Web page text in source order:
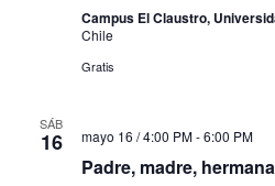
Campus El Claustro,
Chile
Gratis
SÁB
16 mayo 16 / 4:00 PM-6:00 PM
Padre, madre,